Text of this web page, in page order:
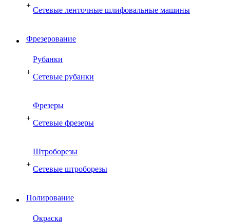
+
Сетевые ленточные шлифовальные машины
Фрезерование
+
Рубанки
Сетевые рубанки
+
Фрезеры
Сетевые фрезеры
+
Штроборезы
Сетевые штроборезы
Полирование
Окраска